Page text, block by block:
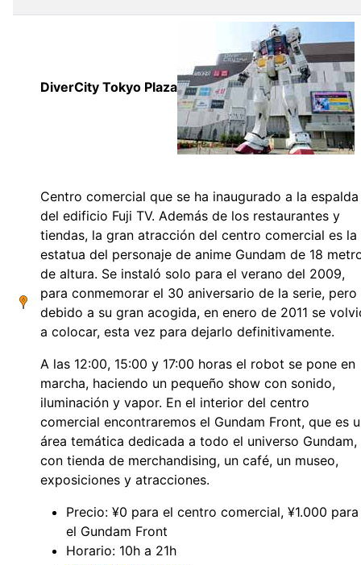
DiverCity Tokyo Plaza
Centro comercial que se ha inaugurado a la espalda
del edificio Fuji TV. Además de los restaurantes y
tiendas, la gran atracción del centro comercial es la
estatua del personaje de anime Gundam de 18
de altura. Se instaló solo para el verano del 2009,
para conmemorar el 30 aniversario de la serie, pero
debido a su gran acogida, en enero de 2011 se
a colocar, esta vez para dejarlo definitivamente.
A las 12:00, 15:00 y 17:00 horas el robot se pone en
marcha, haciendo un pequeño show con sonido,
iluminación y vapor. En el interior del centro
comercial encontraremos el Gundam Front, que es
área temática dedicada a todo el universo Gundam,
con tienda de merchandising, un café, un museo,
exposiciones y atracciones.
Precio: ¥0 para el centro comercial, ¥1.000 para
el Gundam Front
Horario: 10h a 21h